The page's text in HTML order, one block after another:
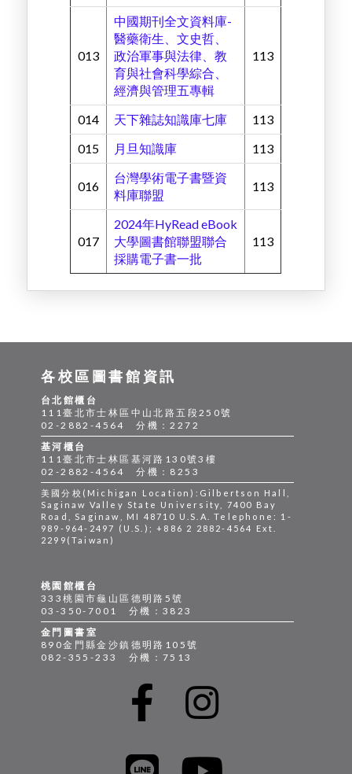
013
中國期刊全文資料庫-
醫藥衛生、文史哲、
政治軍事與法律、教
育與社會科學綜合、
經濟與管理五專輯
113
014 天下雜誌知識庫七庫
113
015
月旦知識庫 113
016
台灣學術電子書暨資
料庫聯盟
113
017
2024年HyRead eBook
大學圖書館聯盟聯合
採購電子書一批
113
桃園館櫃台
333桃園市龜山區德明路5號
03-350-7001 分機：3823
金門圖書室
890金門縣金沙鎮德明路105號
082-355-233 分機：7513
各校區圖書館資訊
台北館櫃台
111臺北市士林區中山北路五段250號
02-2882-4564 分機：2272
基河櫃台
111臺北市士林區基河路130號3樓
02-2882-4564 分機：8253
美國分校(Michigan Location):Gilbertson Hall,
Saginaw Valley State University, 7400 Bay
Road, Saginaw, MI 48710 U.S.A. Telephone: 1-
989-964-2497 (U.S.); +886 2 2882-4564 Ext.
2299(Taiwan)